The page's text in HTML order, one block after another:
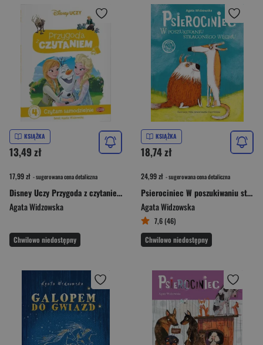
KSIĄŻKA
13,49 zł
17,99 zł - sugerowana cena detaliczna
Disney Uczy Przygoda z czytaniem Kraina Lodu Czytam samodzielnie poziom 4 Czytanie metodą sylabową
Agata Widzowska
Chwilowo niedostępny
KSIĄŻKA
18,74 zł
24,99 zł - sugerowana cena detaliczna
Psierociniec W poszukiwaniu straconego węchu
Agata Widzowska
7,6 (46)
Chwilowo niedostępny